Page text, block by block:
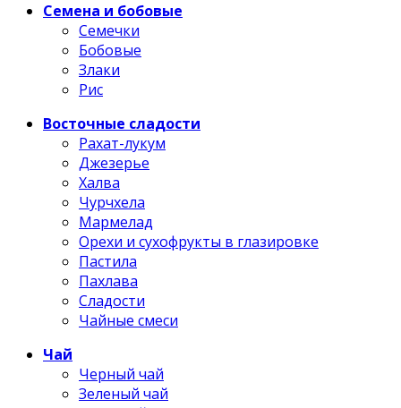
Семена и бобовые
Семечки
Бобовые
Злаки
Рис
Восточные сладости
Рахат-лукум
Джезерье
Халва
Чурчхела
Мармелад
Орехи и сухофрукты в глазировке
Пастила
Пахлава
Сладости
Чайные смеси
Чай
Черный чай
Зеленый чай